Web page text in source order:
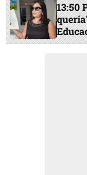
13:50